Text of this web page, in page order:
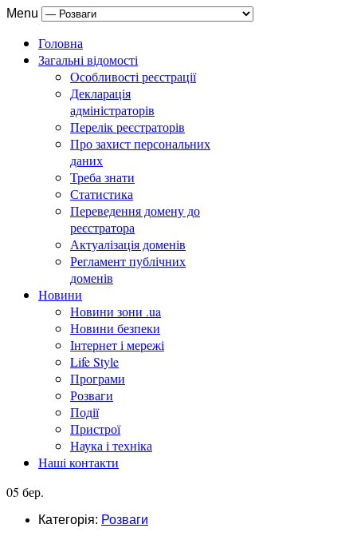
Menu
Головна
Загальні відомості
Особливості реєстрації
Декларація
адміністраторів
Перелік реєстраторів
Про захист персональних
даних
Треба знати
Статистика
Переведення домену до
реєстратора
Актуалізація доменів
Регламент публічних
доменів
Новини
Новини зони .ua
Новини безпеки
Інтернет і мережі
Life Style
Програми
Розваги
Події
Пристрої
Наука і техніка
Наші контакти
05 бер.
Категорія: Розваги